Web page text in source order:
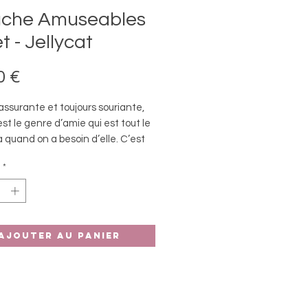
Amuseables
- Jellycat
€
et toujours souriante,
le genre d’amie qui est tout le
quand on a besoin d’elle. C’est
est sûre : elle ne vous laissera
une énergie débordante !
Pebble a timidement
*
au panier